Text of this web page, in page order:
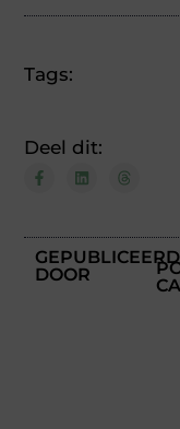
Tags:
Deel dit:
GEPUBLICEERD
DOOR